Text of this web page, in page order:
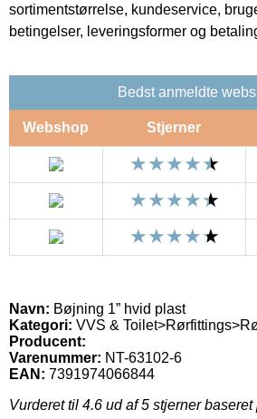
sortimentstørrelse, kundeservice,
betingelser, leveringsformer og
Bedst anmeldte
Webshop Stjerner
Navn: Bøjning 1” hvid plast
Kategori: VVS &
Producent:
Varenummer: NT-63102-6
EAN: 7391974066844
Vurderet til 4.6 ud af 5 stjerner baseret